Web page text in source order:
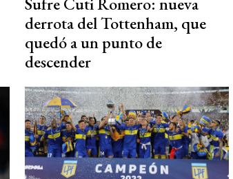
derrota del Tottenham, que
quedó a un punto de
descender